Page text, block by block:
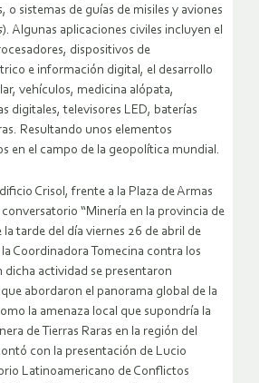
o sistemas de guías de misiles y aviones
). Algunas aplicaciones civiles incluyen el
dispositivos de
e información digital, el desarrollo
vehículos, medicina alópata,
digitales, televisores LED, baterías
Resultando unos elementos
en el campo de la geopolítica mundial.
Crisol, frente a la Plaza de Armas
conversatorio “Minería en la provincia de
tarde del día viernes 26 de abril de
Coordinadora Tomecina contra los
dicha actividad se presentaron
abordaron el panorama global de la
la amenaza local que supondría la
de Tierras Raras en la región del
con la presentación de Lucio
Latinoamericano de Conflictos